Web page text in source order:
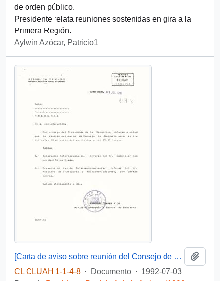
de orden público.
Presidente relata reuniones sostenidas en gira a la
Primera Región.
Aylwin Azócar, Patricio1
[Carta de aviso sobre reunión del Consejo de Gabinete]
CL CLUAH 1-1-4-8 · Documento · 1992-07-03